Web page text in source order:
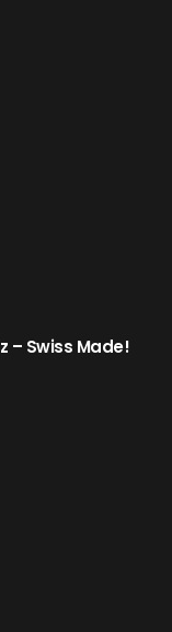
– Swiss Made!